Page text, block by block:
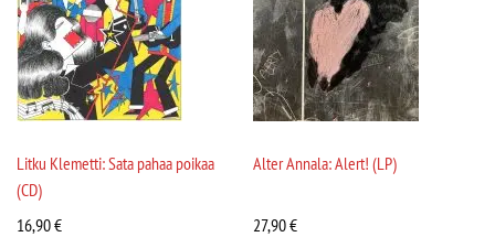
Litku Klemetti: Sata pahaa poikaa
(CD)
16,90€
Alter Annala: Alert! (LP)
27,90€